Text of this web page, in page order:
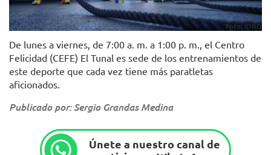
Foto: IDRD
De lunes a viernes, de 7:00 a. m. a 1:00 p. m., el Centro
Felicidad (CEFE) El Tunal es sede de los entrenamientos de
este deporte que cada vez tiene más paratletas
aficionados.
Publicado por: Sergio Grandas Medina
Únete a nuestro canal de